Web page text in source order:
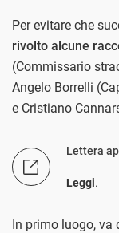
Per evitare che
rivolto alcune
(Commissario
Angelo Borrelli
e Cristiano
Lettera
Leggi.
In primo luogo,